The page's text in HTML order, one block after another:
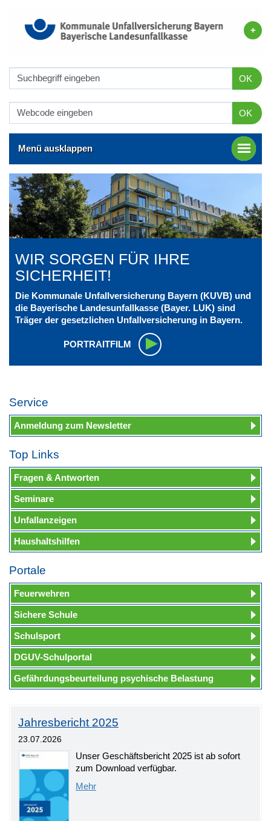
OK
OK
Menü ausklappen
WIR SORGEN FÜR IHRE
SICHERHEIT!
Die Kommunale Unfallversicherung Bayern (KUVB) und
die Bayerische Landesunfallkasse (Bayer. LUK) sind
Träger der gesetzlichen Unfallversicherung in Bayern.
PORTRAITFILM
Service
Anmeldung zum Newsletter
Top Links
Fragen & Antworten
Seminare
Unfallanzeigen
Haushaltshilfen
Portale
Feuerwehren
Sichere Schule
Schulsport
DGUV-Schulportal
Gefährdungsbeurteilung psychische Belastung
Jahresbericht 2025
23.07.2026
Unser Geschäftsbericht 2025 ist ab sofort
zum Download verfügbar.
Mehr